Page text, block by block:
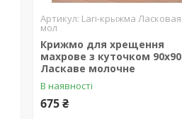
Lari-крыжма Ласковая
мол
Крижмо для хрещення
махрове з куточком 90х90
Ласкаве молочне
В наявності
675 ₴